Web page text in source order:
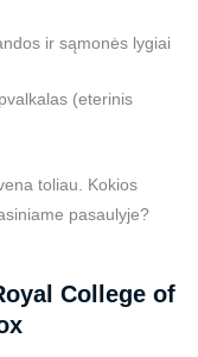
ir sąmonės lygiai
(eterinis
toliau. Kokios
pasaulyje?
College of